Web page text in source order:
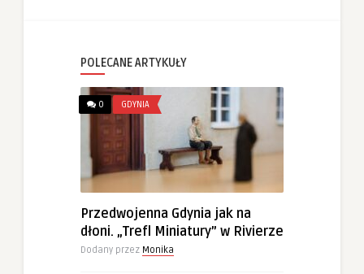
POLECANE ARTYKUŁY
0 GDYNIA
Przedwojenna Gdynia jak na
dłoni. „Trefl Miniatury” w Rivierze
Dodany przez Monika